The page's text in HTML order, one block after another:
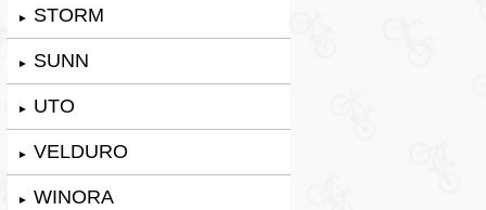
► STORM
► SUNN
► UTO
► VELDURO
► WINORA